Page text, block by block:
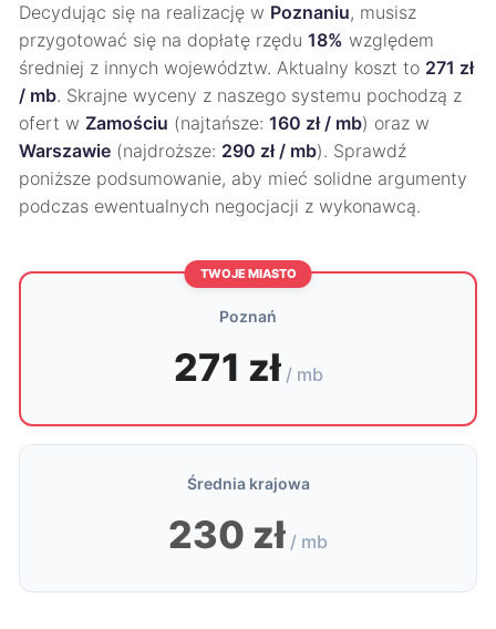
Decydując się na realizację w Poznaniu, musisz
przygotować się na dopłatę rzędu 18% względem
średniej z innych województw. Aktualny koszt to 271 zł
/ mb. Skrajne wyceny z naszego systemu pochodzą z
ofert w Zamościu (najtańsze: 160 zł / mb) oraz w
Warszawie (najdroższe: 290 zł / mb). Sprawdź
poniższe podsumowanie, aby mieć solidne argumenty
podczas ewentualnych negocjacji z wykonawcą.
TWOJE MIASTO
Poznań
271 zł / mb
Średnia krajowa
230 zł / mb